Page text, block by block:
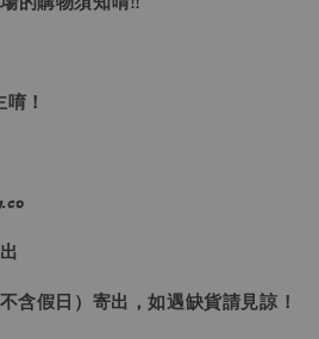
！
含假日）寄出，如遇缺貨請見諒！